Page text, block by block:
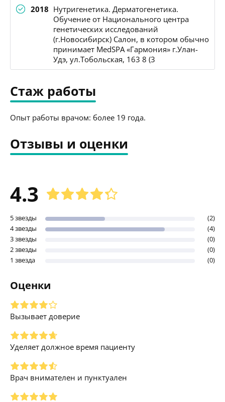
2018 Нутригенетика. Дерматогенетика.
Обучение от Национального центра
генетических исследований
(г.Новосибирск) Салон, в котором обычно
принимает MedSPA «Гармония» г.Улан-
Удэ, ул.Тобольская, 163 8 (3
Стаж работы
Опыт работы врачом: более 19 года.
Отзывы и оценки
4.3
5 звезды
(2)
4 звезды
(4)
3 звезды
(0)
2 звезды
(0)
1 звезда
(0)
Оценки
Вызывает доверие
Уделяет должное время пациенту
Врач внимателен и пунктуален